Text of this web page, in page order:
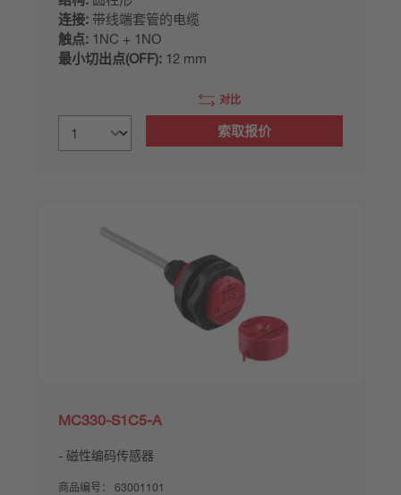
连接: 带线端套管的电缆
触点: 1NC + 1NO
最小切出点(OFF): 12 mm
对比
索取报价
MC330-S1C5-A
磁性编码传感器
商品编号： 63001101